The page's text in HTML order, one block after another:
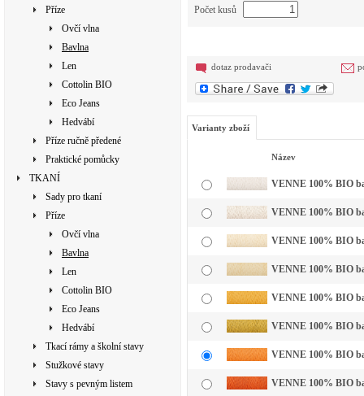
Příze
Ovčí vlna
Bavlna
Len
Cottolin BIO
Eco Jeans
Hedvábí
Příze ručně předené
Praktické pomůcky
TKANÍ
Sady pro tkaní
Příze
Ovčí vlna
Bavlna
Len
Cottolin BIO
Eco Jeans
Hedvábí
Tkací rámy a školní stavy
Stužkové stavy
Stavy s pevným listem
Počet kusů
dotaz prodavači
Varianty zboží
Název
VENNE 100% BIO
VENNE 100% BIO
VENNE 100% BIO
VENNE 100% BIO
VENNE 100% BIO
VENNE 100% BIO
VENNE 100% BIO
VENNE 100% BIO